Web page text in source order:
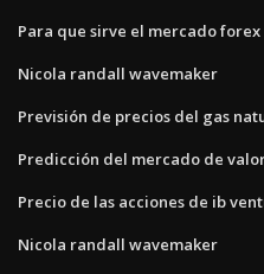
Para que sirve el mercado forex
Nicola randall wavemaker
Previsión de precios del gas
Predicción del mercado de
Precio de las acciones de ib
Nicola randall wavemaker